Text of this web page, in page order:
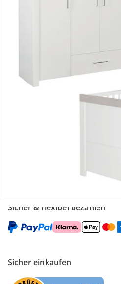
Gutscheine & Aktionen
Kontakt & Service
Sicher & flexibel bezahlen
Sicher einkaufen